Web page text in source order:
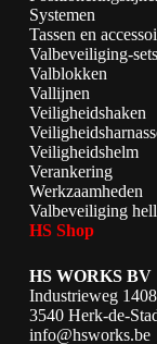
Systemen
Tassen en
Valbeveiliging-sets
Valblokken
Vallijnen
Veiligheidshaken
Veiligheidshelm
Verankering
Werkzaamheden
Valbeveiliging
HS Shop
HS WORKS BV
Industrieweg 1408
3540 Herk-de-
info@hsworks.be